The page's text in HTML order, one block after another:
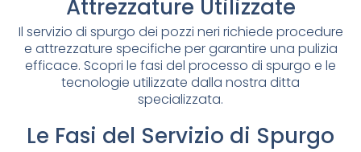
Attrezzature Utilizzate
Il servizio di spurgo dei pozzi neri richiede procedure
e attrezzature specifiche per garantire una pulizia
efficace. Scopri le fasi del processo di spurgo e le
tecnologie utilizzate dalla nostra ditta
specializzata.
Le Fasi del Servizio di Spurgo